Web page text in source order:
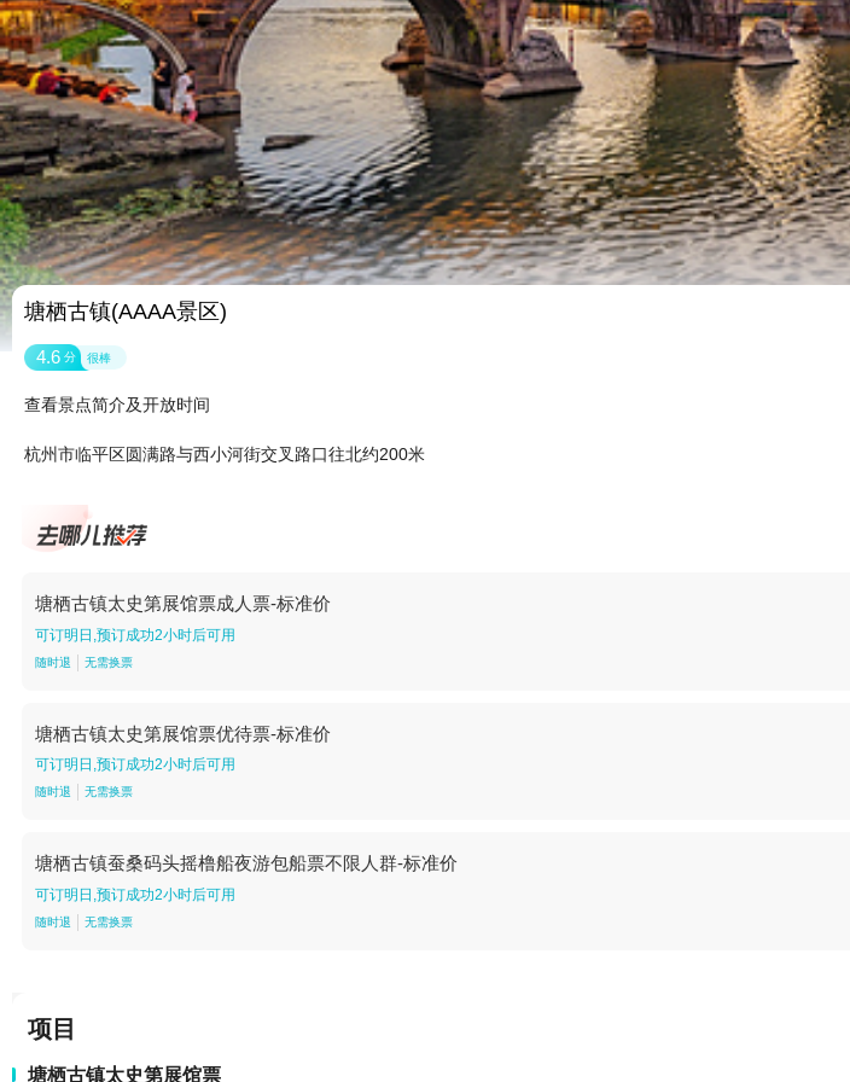
塘栖古镇(AAAA景区)
4.6 分 很棒
查看景点简介及开放时间
杭州市临平区圆满路与西小河街交叉路口往北约200米
塘栖古镇太史第展馆票成人票-标准价
可订明日,预订成功2小时后可用
随时退 无需换票
塘栖古镇太史第展馆票优待票-标准价
可订明日,预订成功2小时后可用
随时退 无需换票
塘栖古镇蚕桑码头摇橹船夜游包船票不限人群-标准价
可订明日,预订成功2小时后可用
随时退 无需换票
项目
塘栖古镇太史第展馆票